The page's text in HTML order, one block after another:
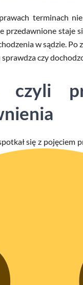
terminach
przedawnione staje
w sądzie.
czy
czyli
się z